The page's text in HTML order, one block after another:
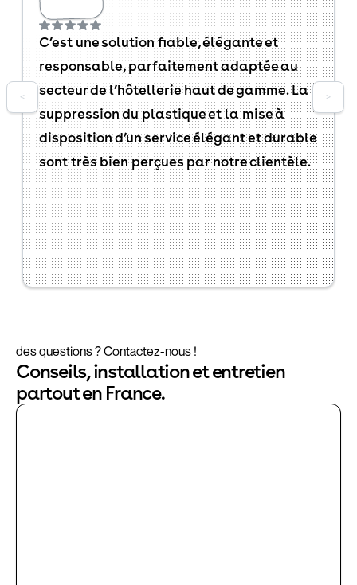
C’est une solution fiable, élégante et
responsable, parfaitement adaptée au
secteur de l’hôtellerie haut de gamme. La
suppression du plastique et la mise à
disposition d’un service élégant et durable
sont très bien perçues par notre clientèle.
< >
des questions ? Contactez-nous !
Conseils, installation et entretien
partout en France.